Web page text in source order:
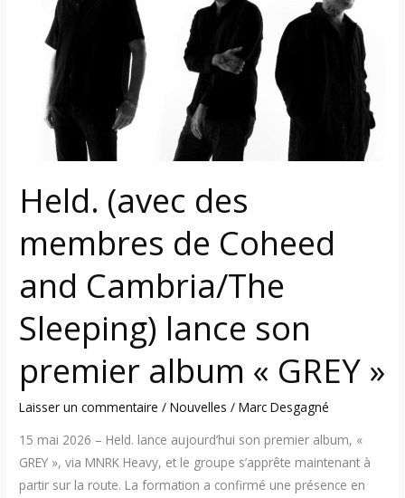
Held. (avec des
membres de Coheed
and Cambria/The
Sleeping) lance son
premier album « GREY »
Laisser un commentaire /Nouvelles /Marc Desgagné
15 mai 2026 – Held. lance aujourd’hui son premier album, «
GREY », via MNRK Heavy, et le groupe s’apprête maintenant à
partir sur la route. La formation a confirmé une présence en
membres
Coheed
Cambria/The
Sleeping)
premier
album
GREY
»